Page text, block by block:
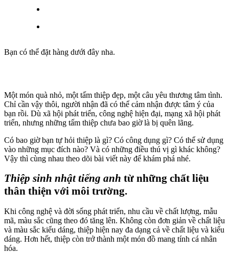
Bạn có thể đặt hàng dưới đây nha.
Một món quà nhỏ, một tấm thiệp đẹp, một câu yêu thương tâm tình.
Chỉ cần vậy thôi, người nhận đã có thể cảm nhận được tâm ý của
bạn rồi. Dù xã hội phát triển, công nghệ hiện đại, mạng xã hội phát
triển, nhưng những tấm thiệp chưa bao giờ là bị quên lãng.
Có bao giờ bạn tự hỏi thiệp là gì? Có công dụng gì? Có thể sử dụng
vào những mục đích nào? Và có những điều thú vị gì khác không?
Vậy thì cùng nhau theo dõi bài viết này để khám phá nhé.
Thiệp sinh nhật tiếng anh từ những chất liệu
thân thiện với môi trường.
Khi công nghệ và đời sống phát triển, nhu cầu về chất lượng, mẫu
mã, màu sắc cũng theo đó tăng lên. Không còn đơn giản về chất liệu
và màu sắc kiểu dáng, thiệp hiện nay đa dạng cả về chất liệu và kiểu
dáng. Hơn hết, thiệp còn trở thành một món đồ mang tính cá nhân
hóa.